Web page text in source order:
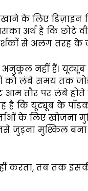
के लिए
अर्थ है कि छोटे
से अलग तरह के
नहीं हैं। यूट्यूब
को लंबे समय तक
आम तौर पर लंबे
है कि यूट्यूब के
के लिए खोजना
जुड़ना मुश्किल
करता, तब तक